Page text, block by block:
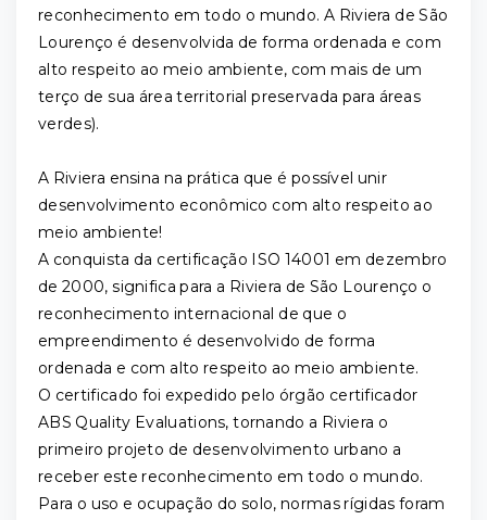
reconhecimento em todo o mundo. A Riviera de São
Lourenço é desenvolvida de forma ordenada e com
alto respeito ao meio ambiente, com mais de um
terço de sua área territorial preservada para áreas
verdes).
A Riviera ensina na prática que é possível unir
desenvolvimento econômico com alto respeito ao
meio ambiente!
A conquista da certificação ISO 14001 em dezembro
de 2000, significa para a Riviera de São Lourenço o
reconhecimento internacional de que o
empreendimento é desenvolvido de forma
ordenada e com alto respeito ao meio ambiente.
O certificado foi expedido pelo órgão certificador
ABS Quality Evaluations, tornando a Riviera o
primeiro projeto de desenvolvimento urbano a
receber este reconhecimento em todo o mundo.
Para o uso e ocupação do solo, normas rígidas foram